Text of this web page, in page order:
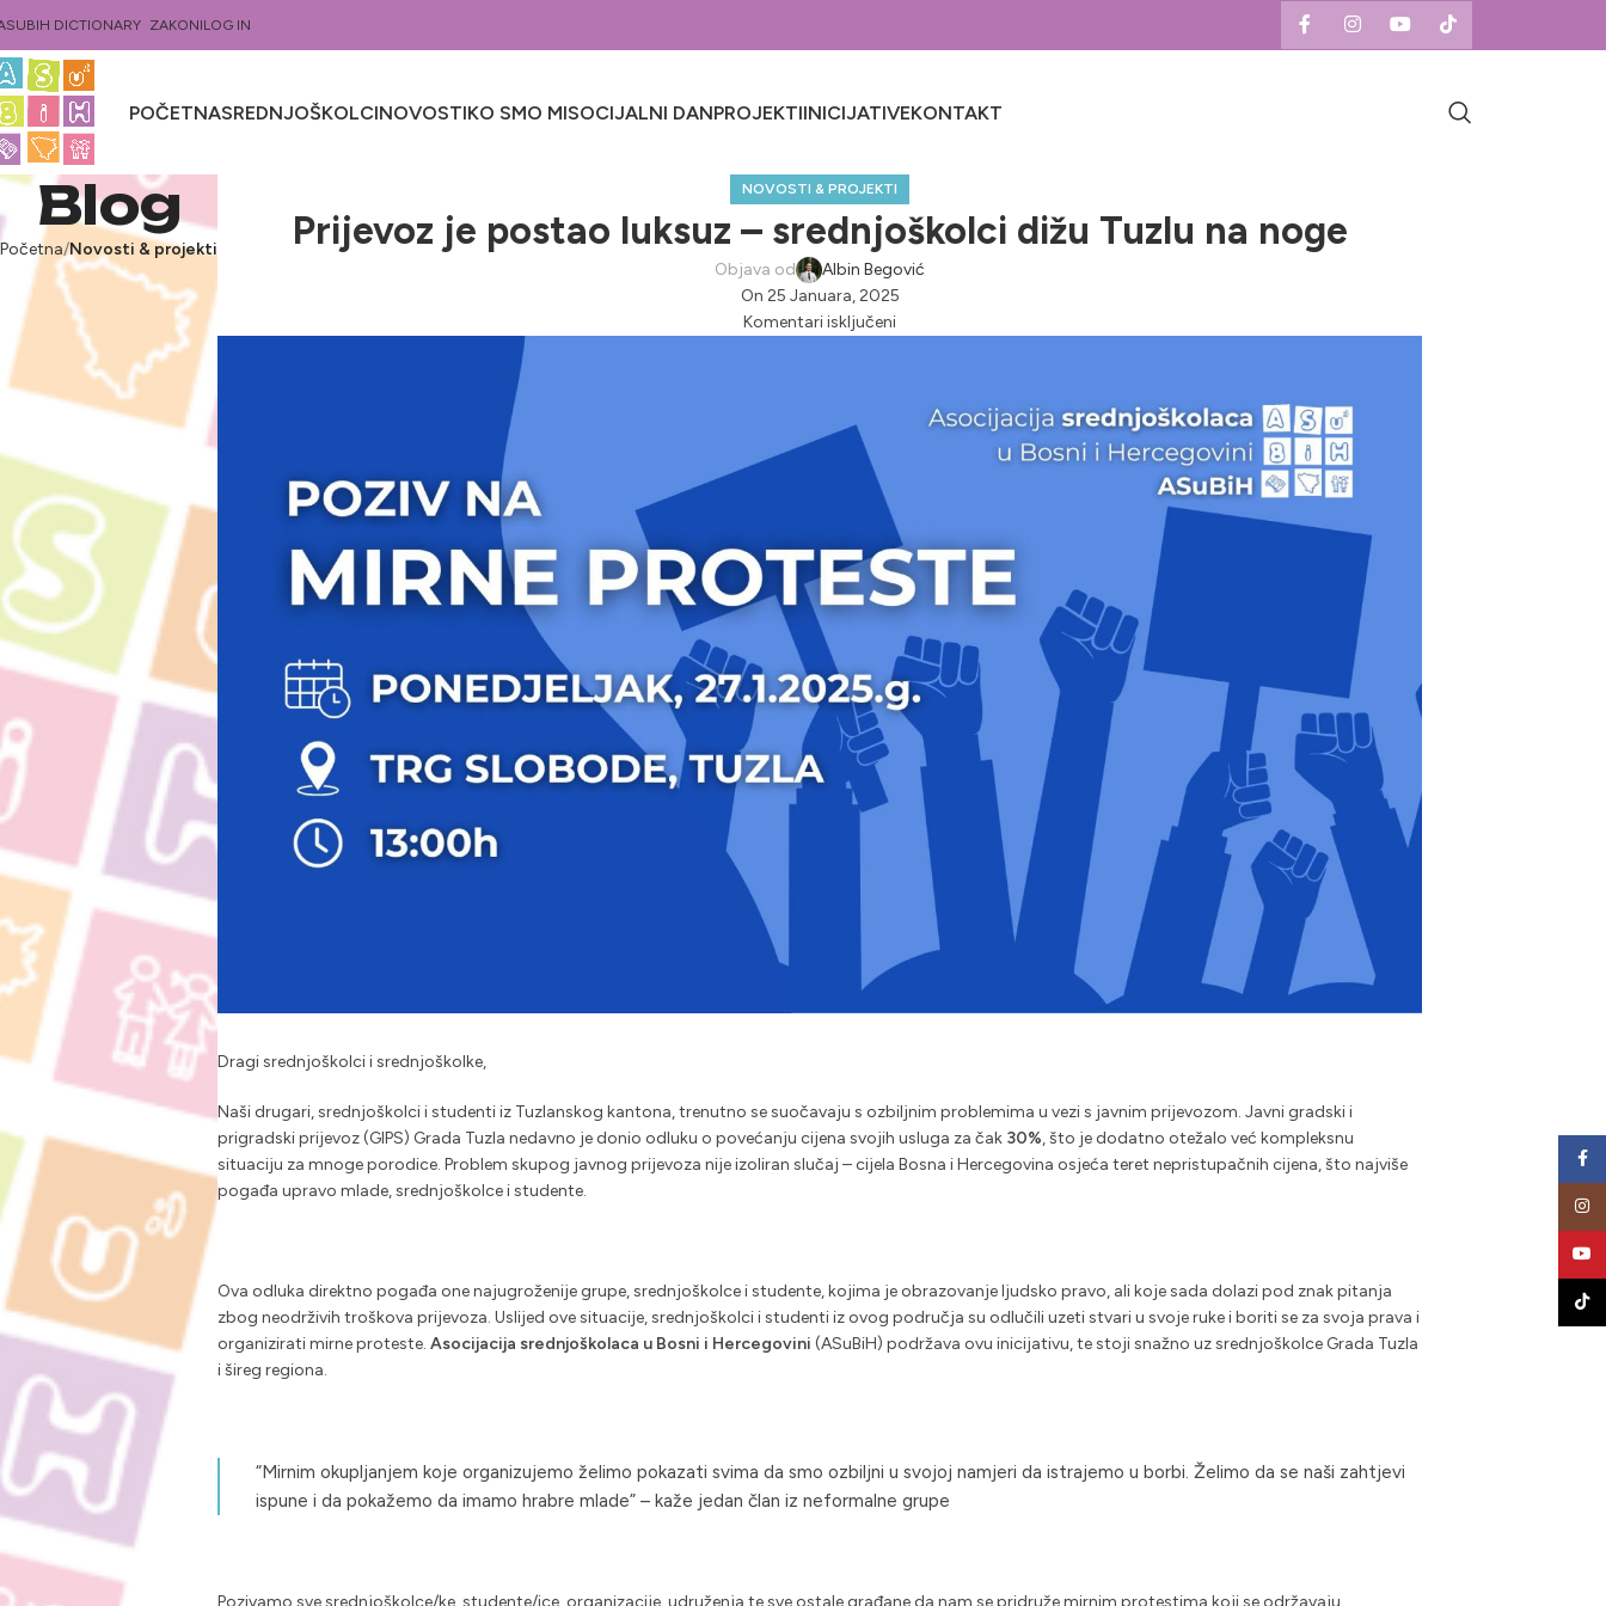
DICTIONARY ZAKONILOG IN
POČETNASREDNJOŠKOLCINOVOSTIKO SMO MISOCIJALNI DANPROJEKTIINICIJATIVEKONTAKT
Blog
Početna Novosti & projekti
NOVOSTI & PROJEKTI
Prijevoz je postao luksuz – srednjoškolci dižu Tuzlu na noge
Objava od
Albin Begović
On 25 Januara, 2025
Komentari isključeni
Dragi srednjoškolci i srednjoškolke,
Naši drugari, srednjoškolci i studenti iz Tuzlanskog kantona, trenutno se suočavaju s ozbiljnim problemima u vezi s javnim prijevozom. Javni gradski i
prigradski prijevoz (GIPS) Grada Tuzla nedavno je donio odluku o povećanju cijena svojih usluga za čak 30%, što je dodatno otežalo već kompleksnu
situaciju za mnoge porodice. Problem skupog javnog prijevoza nije izoliran slučaj – cijela Bosna i Hercegovina osjeća teret nepristupačnih cijena, što najviše
pogađa upravo mlade, srednjoškolce i studente.
Ova odluka direktno pogađa one najugroženije grupe, srednjoškolce i studente, kojima je obrazovanje ljudsko pravo, ali koje sada dolazi pod znak pitanja
zbog neodrživih troškova prijevoza. Uslijed ove situacije, srednjoškolci i studenti iz ovog područja su odlučili uzeti stvari u svoje ruke i boriti se za svoja prava i
organizirati mirne proteste. Asocijacija srednjoškolaca u Bosni i Hercegovini (ASuBiH) podržava ovu inicijativu, te stoji snažno uz srednjoškolce Grada Tuzla
i šireg regiona.
“Mirnim okupljanjem koje organizujemo želimo pokazati svima da smo ozbiljni u svojoj namjeri da istrajemo u borbi. Želimo da se naši zahtjevi
ispune i da pokažemo da imamo hrabre mlade” – kaže jedan član iz neformalne grupe
Pozivamo sve srednjoškolce/ke, studente/ice, organizacije, udruženja te sve ostale građane da nam se pridruže mirnim protestima koji se održavaju